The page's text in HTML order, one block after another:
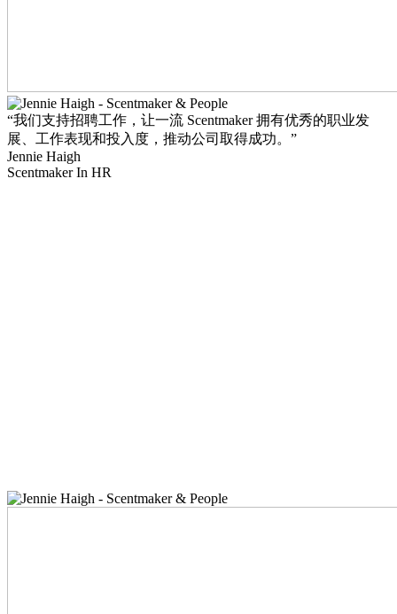
“我们支持招聘工作，让一流 Scentmaker 拥有优秀的职业发
展、工作表现和投入度，推动公司取得成功。”
Jennie Haigh
Scentmaker In HR